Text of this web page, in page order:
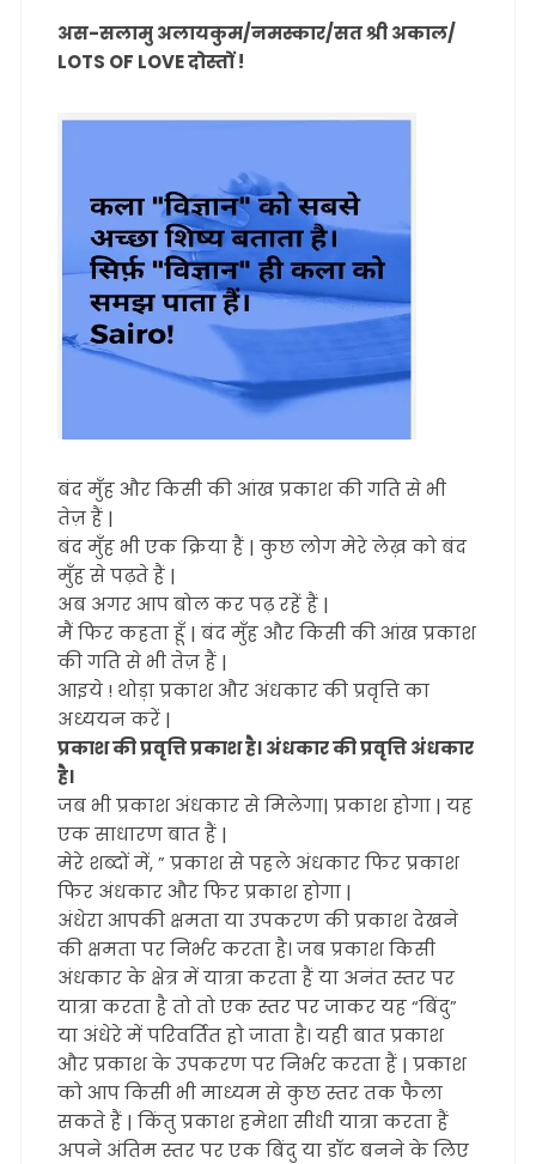
अस-सलामु अलायकुम/नमस्कार/सत श्री अकाल/
LOTS OF LOVE दोस्तों !
बंद मुँह और किसी की आंख प्रकाश की गति से भी
तेज़ हैं |
बंद मुँह भी एक क्रिया हैं | कुछ लोग मेरे लेख़ को बंद
मुँह से पढ़ते हैं |
अब अगर आप बोल कर पढ़ रहें हैं |
मैं फिर कहता हूँ | बंद मुँह और किसी की आंख प्रकाश
की गति से भी तेज़ हैं |
आइये ! थोड़ा प्रकाश और अंधकार की प्रवृत्ति का
अध्ययन करें |
प्रकाश की प्रवृत्ति प्रकाश है। अंधकार की प्रवृत्ति अंधकार
है।
जब भी प्रकाश अंधकार से मिलेगा| प्रकाश होगा | यह
एक साधारण बात हैं |
मेरे शब्दों में, ” प्रकाश से पहले अंधकार फिर प्रकाश
फिर अंधकार और फिर प्रकाश होगा |
अंधेरा आपकी क्षमता या उपकरण की प्रकाश देखने
की क्षमता पर निर्भर करता है। जब प्रकाश किसी
अंधकार के क्षेत्र में यात्रा करता हैं या अनंत स्तर पर
यात्रा करता है तो तो एक स्तर पर जाकर यह “बिंदु”
या अंधेरे में परिवर्तित हो जाता है। यही बात प्रकाश
और प्रकाश के उपकरण पर निर्भर करता हैं | प्रकाश
को आप किसी भी माध्यम से कुछ स्तर तक फैला
सकते हैं | किंतु प्रकाश हमेशा सीधी यात्रा करता हैं
अपने अंतिम स्तर पर एक बिंदु या डॉट बनने के लिए